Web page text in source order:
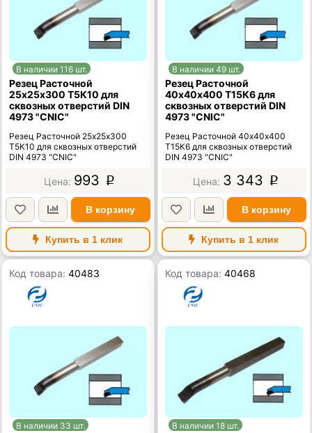
В наличии 116 шт.
Резец Расточной
25х25х300 Т5К10 для
сквозных отверстий DIN
4973 "CNIC"
Резец Расточной 25х25х300
Т5К10 для сквозных отверстий
DIN 4973 "CNIC"
993 p
В корзину
Купить в 1 клик
В наличии 49 шт.
Резец Расточной
40х40х400 Т15К6 для
сквозных отверстий DIN
4973 "CNIC"
Резец Расточной 40х40х400
Т15К6 для сквозных отверстий
DIN 4973 "CNIC"
3 343 p
В корзину
Купить в 1 клик
Код товара:40483
В наличии 33 шт.
Код товара:40468
В наличии 18 шт.